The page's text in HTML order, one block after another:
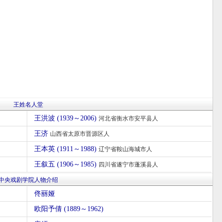
王姓名人堂
王洪波 (1939～2006) 河北省衡水市安平县人
王济 山西省太原市晋源区人
王本英 (1911～1988) 辽宁省鞍山海城市人
王叙五 (1906～1985) 四川省遂宁市蓬溪县人
央戏剧学院人物介绍
佟丽娅
欧阳予倩 (1889～1962)